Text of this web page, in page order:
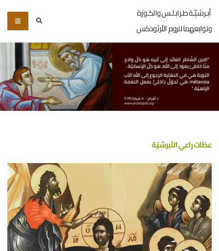
أبـرشـيّـة طـرابـلـس والكـورة
وتوابعهما للروم الأرثوذكس
عظات راعي الأبرشيّة